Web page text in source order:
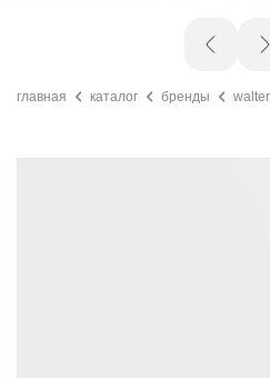
главная каталог бренды